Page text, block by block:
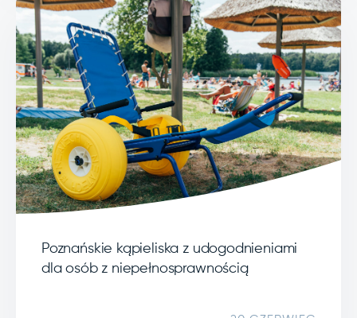
Poznańskie kąpieliska z udogodnieniami
dla osób z niepełnosprawnością